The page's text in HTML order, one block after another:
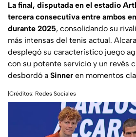
La final, disputada en el estadio
tercera consecutiva entre ambos
durante 2025, consolidando su
más intensas del tenis actual.
desplegó su característico juego
con su potente servicio y un revés
desbordó a Sinner en momentos
|Créditos: Redes Sociales